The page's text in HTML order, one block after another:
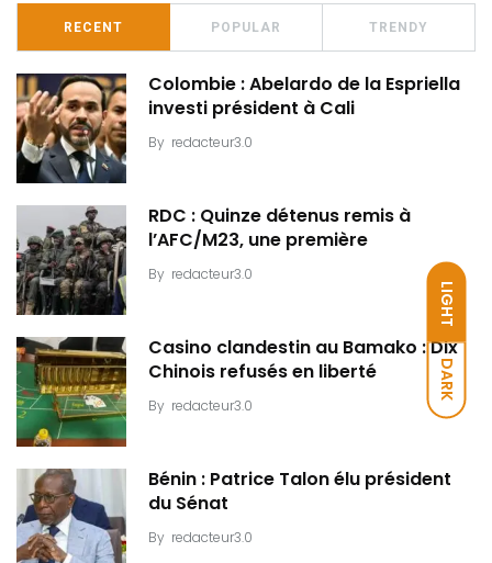
LIGHT
DARK
RECENT POPULAR TRENDY
Colombie : Abelardo de la Espriella
investi président à Cali
By redacteur3.0
RDC : Quinze détenus remis à
l’AFC/M23, une première
By redacteur3.0
Casino clandestin au Bamako : Dix
Chinois refusés en liberté
By redacteur3.0
Bénin : Patrice Talon élu président
du Sénat
By redacteur3.0